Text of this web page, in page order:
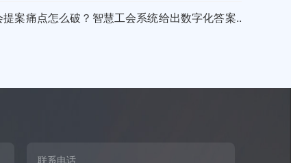
案痛点怎么破？智慧工会系统给出数字化答案..